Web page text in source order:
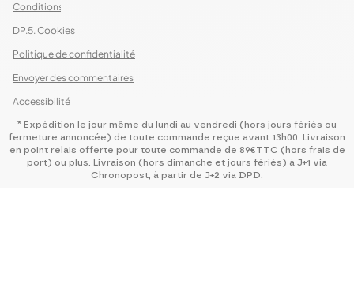
Conditions Générales de Ventes
DP.5. Cookies
Politique de confidentialité
Envoyer des commentaires
Accessibilité
* Expédition le jour même du lundi au vendredi (hors jours fériés ou
fermeture annoncée) de toute commande reçue avant 13h00. Livraison
en point relais offerte pour toute commande de 89€TTC (hors frais de
port) ou plus. Livraison (hors dimanche et jours fériés) à J+1 via
Chronopost, à partir de J+2 via DPD.